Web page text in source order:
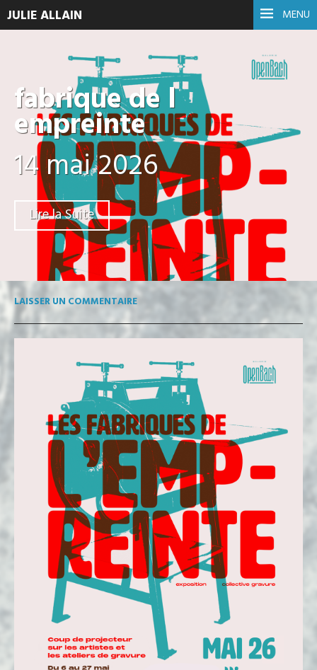
MENU
JULIE ALLAIN
fabrique de l
empreinte
14 mai 2026
Lire la Suite
LAISSER UN COMMENTAIRE